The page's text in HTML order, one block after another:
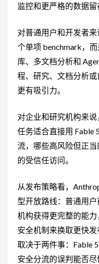
监控和更严格的数据留
对普通用户和开发者
个单项 benchmark，
库、多文档分析和
程、研究、文档分析或
更有吸引力。
对企业和研究机构来
任务适合直接用 Fable
流，哪些高风险但正
的受信任访问。
从发布策略看，
型开放路线：普通用
机构获得更完整的能
安全机制来换取更快发
取决于两件事：Fable
安全分流的误判能否尽